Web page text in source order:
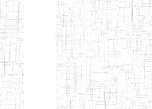
ENPIEG
BILINGUE
MAGAWATI
ENIEG